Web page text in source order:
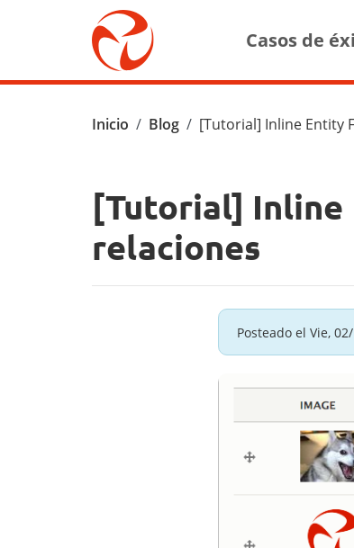
Pasar al contenido principal
Main
Casos de
Ruta de
Inicio Blog [Tutorial] Inline Entity
[Tutorial] Inline
relaciones
Posteado el Vie,